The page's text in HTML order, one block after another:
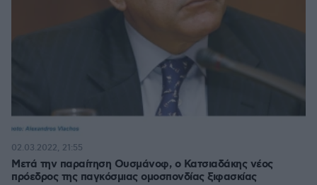
Μετά την παραίτηση Ουσμάνοφ, ο Κατσιαδάκης νέος
πρόεδρος της παγκόσμιας ομοσπονδίας ξιφασκίας
02.03.2022, 21:55